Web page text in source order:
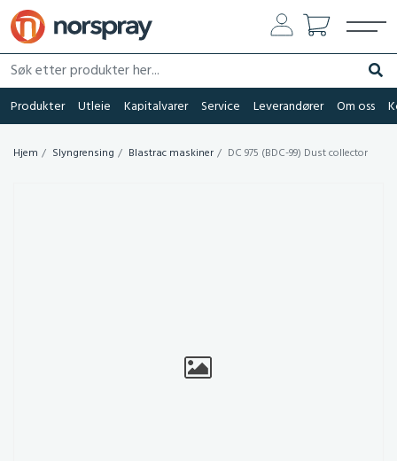
Søk etter produkter her...
Søk
Produkter Utleie Kapitalvarer Service Leverandører Om oss
Hjem Slyngrensing Blastrac maskiner DC 975 (BDC-99) Dust collector